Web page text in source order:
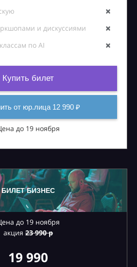
и дискуссиями
по AI
Купить билет
от юр.лица 12 990 ₽
до 19 ноября
БИЛЕТ БИЗНЕС
до 19 ноября
акция 23990 р
19 990